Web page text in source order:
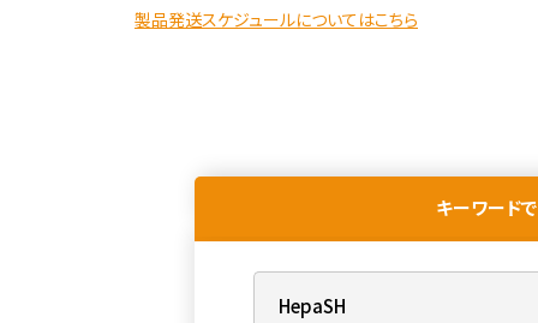
製品発送スケジュールについてはこちら
キーワード